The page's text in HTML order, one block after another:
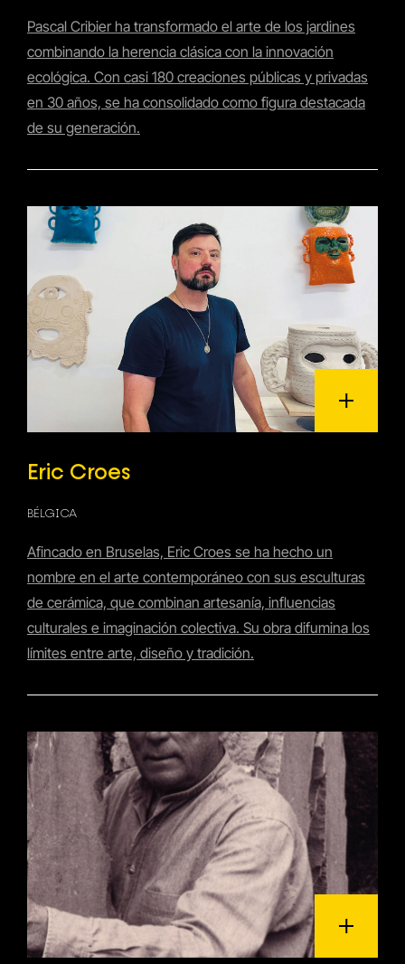
Pascal Cribier ha transformado el arte de los jardines
combinando la herencia clásica con la innovación
ecológica. Con casi 180 creaciones públicas y privadas
en 30 años, se ha consolidado como figura destacada
de su generación.
Eric Croes
BÉLGICA
Afincado en Bruselas, Eric Croes se ha hecho un
nombre en el arte contemporáneo con sus esculturas
de cerámica, que combinan artesanía, influencias
culturales e imaginación colectiva. Su obra difumina los
límites entre arte, diseño y tradición.